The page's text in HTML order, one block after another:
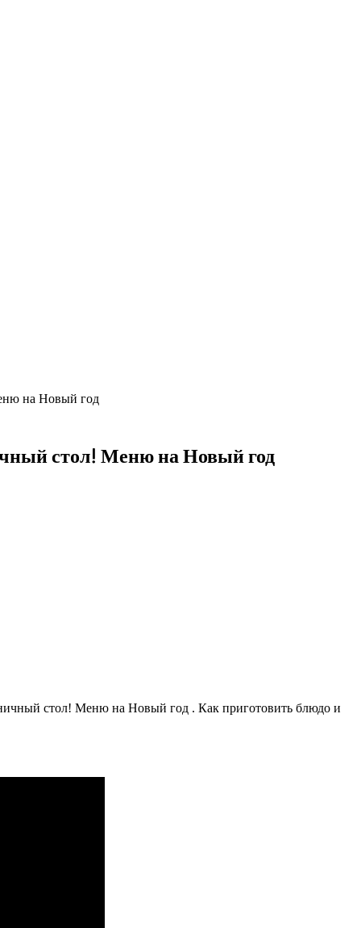
на Новый год
стол! Меню на Новый год
стол! Меню на Новый год . Как приготовить блюдо и